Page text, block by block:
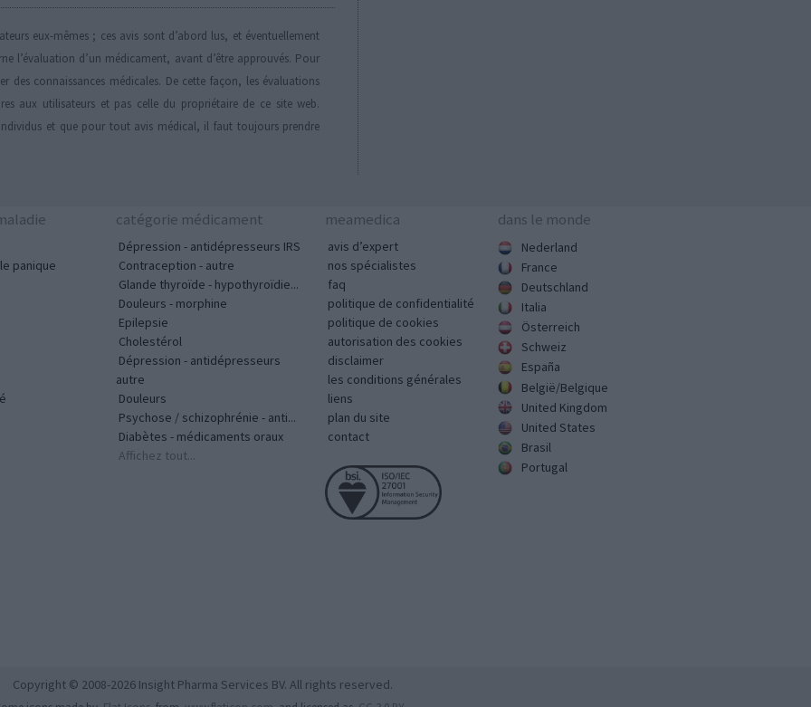
eux-mêmes ; ces avis sont d’abord lus, et éventuellement
l’évaluation d’un médicament, avant d’être approuvés. Pour
des connaissances médicales. De cette façon, les évaluations
aux utilisateurs et pas celle du propriétaire de ce site web.
et que pour tout avis médical, il faut toujours prendre
panique
catégorie médicament
Dépression - antidépresseurs IRS
Contraception - autre
Glande thyroïde - hypothyroïdie...
Douleurs - morphine
Epilepsie
Cholestérol
Dépression - antidépresseurs
autre
Douleurs
Psychose / schizophrénie - anti...
Diabètes - médicaments oraux
Affichez tout...
meamedica
avis d’expert
nos spécialistes
faq
politique de confidentialité
politique de cookies
autorisation des cookies
disclaimer
les conditions générales
liens
plan du site
contact
dans le monde
Nederland
France
Deutschland
Italia
Österreich
Schweiz
España
België/Belgique
United Kingdom
United States
Brasil
Portugal
Copyright © 2008-2026 Insight Pharma Services BV. All rights reserved.